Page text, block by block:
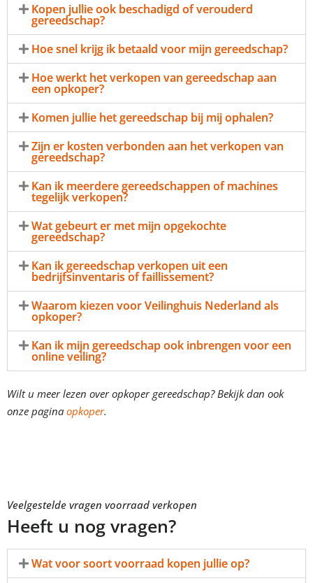
Kopen jullie ook beschadigd of verouderd
gereedschap?
Hoe snel krijg ik betaald voor mijn gereedschap?
Hoe werkt het verkopen van gereedschap aan
een opkoper?
Komen jullie het gereedschap bij mij ophalen?
Zijn er kosten verbonden aan het verkopen van
gereedschap?
Kan ik meerdere gereedschappen of machines
tegelijk verkopen?
Wat gebeurt er met mijn opgekochte
gereedschap?
Kan ik gereedschap verkopen uit een
bedrijfsinventaris of faillissement?
Waarom kiezen voor Veilinghuis Nederland als
opkoper?
Kan ik mijn gereedschap ook inbrengen voor een
online veiling?
Wilt u meer lezen over opkoper gereedschap? Bekijk dan ook
onze pagina opkoper.
Veelgestelde vragen voorraad verkopen
Heeft u nog vragen?
Wat voor soort voorraad kopen jullie op?